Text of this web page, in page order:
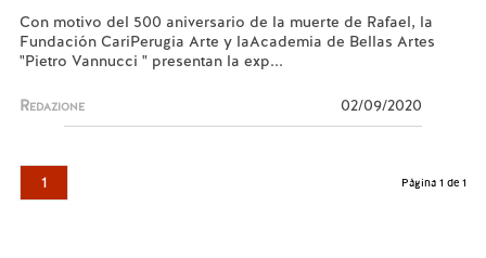
Con motivo del 500 aniversario de la muerte de Rafael, la
Fundación CariPerugia Arte y laAcademia de Bellas Artes
"Pietro Vannucci " presentan la exp...
Redazione 02/09/2020
1 Página 1 de 1